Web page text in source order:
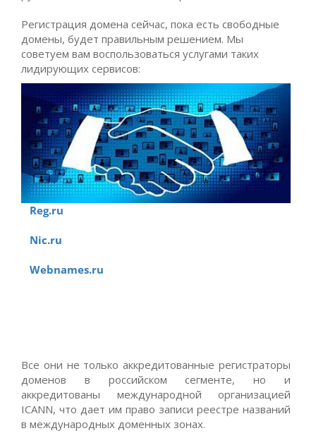
Регистрация домена сейчас, пока есть свободные
домены, будет правильным решением. Мы
советуем вам воспользоваться услугами таких
лидирующих сервисов:
Reg.ru
Nic.ru
Webnames.ru
Все они не только аккредитованные регистраторы
доменов в российском сегменте, но и
аккредитованы международной организацией
ICANN, что дает им право записи реестре названий
в международных доменных зонах.